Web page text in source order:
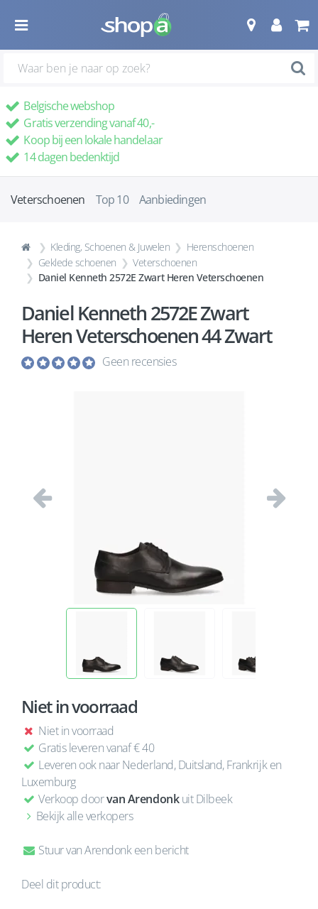
Belgische webshop
Gratis verzending vanaf 40,-
Koop bij een lokale handelaar
14 dagen bedenktijd
Veterschoenen Top 10 Aanbiedingen
Kleding, Schoenen & Juwelen
Herenschoenen
Geklede schoenen
Veterschoenen
Daniel Kenneth 2572E Zwart Heren Veterschoenen
Daniel Kenneth 2572E Zwart
Heren Veterschoenen 44 Zwart
Geen recensies
Vorige
Niet in voorraad
Niet in voorraad
Gratis leveren vanaf € 40
Leveren ook naar Nederland, Duitsland, Frankrijk en
Luxemburg
Verkoop doorvan Arendonkuit Dilbeek
Bekijk alle verkopers
Stuur van Arendonk een bericht
Deel dit product: